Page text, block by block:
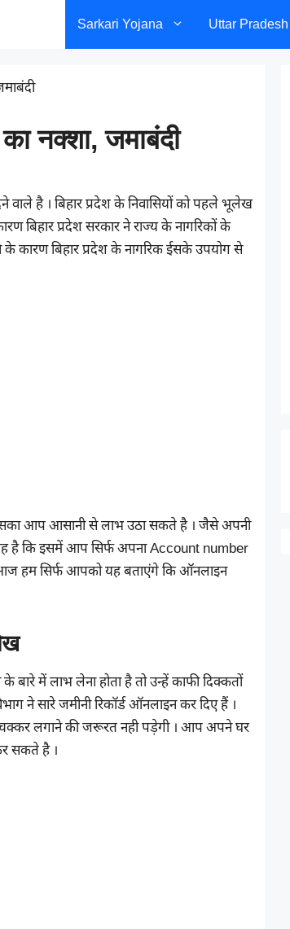
Sarkari Yojana Uttar Pradesh
नक्शा, जमाबंदी
है । बिहार प्रदेश के निवासियों को पहले भूलेख
बिहार प्रदेश सरकार ने राज्य के नागरिकों के
कारण बिहार प्रदेश के नागरिक ईसके उपयोग से
आप आसानी से लाभ उठा सकते है । जैसे अपनी
है कि इसमें आप सिर्फ अपना Account number
हम सिर्फ आपको यह बताएंगे कि ऑनलाइन
बारे में लाभ लेना होता है तो उन्हें काफी दिक्कतों
ने सारे जमीनी रिकॉर्ड ऑनलाइन कर दिए हैं ।
लगाने की जरूरत नही पड़ेगी । आप अपने घर
सकते है ।